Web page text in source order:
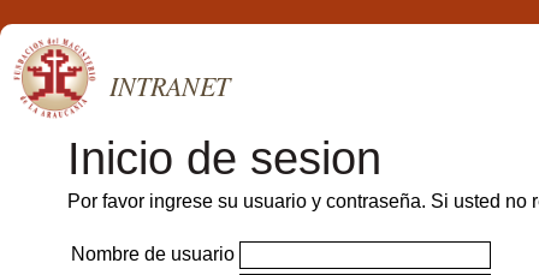
INTRANET
Inicio de sesion
Por favor ingrese su usuario y contraseña. Si usted
Nombre de usuario